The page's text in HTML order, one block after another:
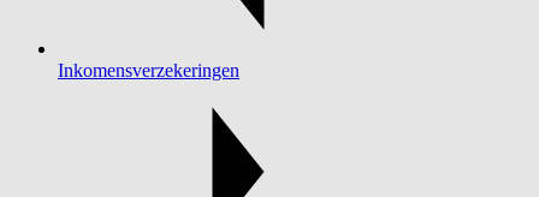
Inkomensverzekeringen